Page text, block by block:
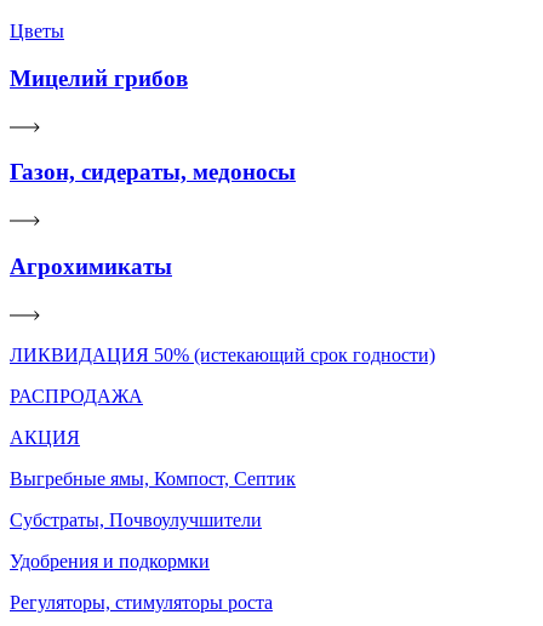
Цветы
Мицелий грибов
Газон, сидераты, медоносы
Агрохимикаты
ЛИКВИДАЦИЯ 50% (истекающий срок годности)
РАСПРОДАЖА
АКЦИЯ
Выгребные ямы, Компост, Септик
Субстраты, Почвоулучшители
Удобрения и подкормки
Регуляторы, стимуляторы роста